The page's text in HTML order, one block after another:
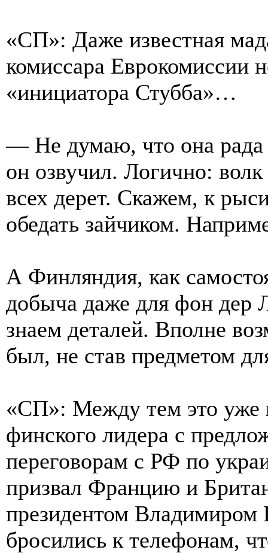
«СП»: Даже известная
комиссара Еврокомиссии
«инициатора Стубба»…
— Не думаю, что она рада
он озвучил. Логично:
всех дерет. Скажем, к
обедать зайчиком.
А Финляндия, как
добыча даже для фон
знаем деталей. Вполне
был, не став предметом
«СП»: Между тем это уже
финского лидера с
переговорам с РФ по
призвал Францию и
президентом
бросились к телефонам,